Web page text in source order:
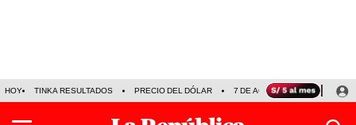
HOY TINKA RESULTADOS PRECIO DEL DÓLAR 7 DE AGOSTO OLLANTA